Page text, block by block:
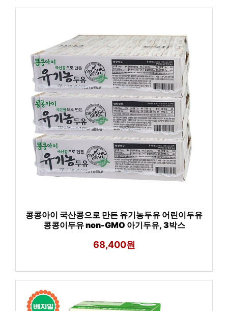
콩콩아이 국산콩으로 만든 유기농두유 어린이두유
콩콩이두유 non-GMO 아기두유, 3박스
68,400원